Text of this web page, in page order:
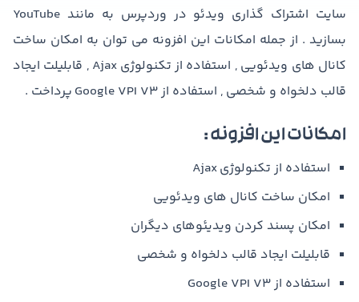
سایت اشتراک گذاری ویدئو در وردپرس به مانند YouTube
بسازید . از جمله امکانات این افزونه می توان به امکان ساخت
کانال های ویدئویی , استفاده از تکنولوژی Ajax , قابلیلت ایجاد
قالب دلخواه و شخصی , استفاده از Google VPI V3 پرداخت .
امکانات این افزونه :
استفاده از تکنولوژی Ajax
امکان ساخت کانال های ویدئویی
امکان پسند کردن ویدیئوهای دیگران
قابلیلت ایجاد قالب دلخواه و شخصی
استفاده از Google VPI V3